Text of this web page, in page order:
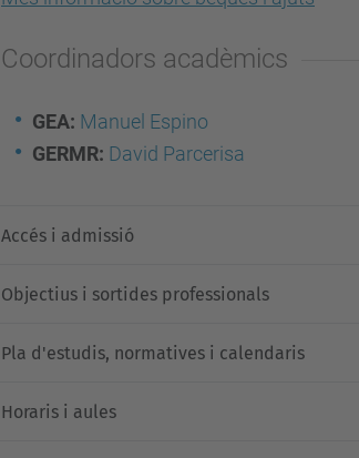
Coordinadors acadèmics
GEA: Manuel Espino
GERMR: David Parcerisa
Accés i admissió
Objectius i sortides professionals
Pla d'estudis, normatives i calendaris
Horaris i aules